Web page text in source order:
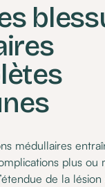
médullaires
plus ou
de la lésion